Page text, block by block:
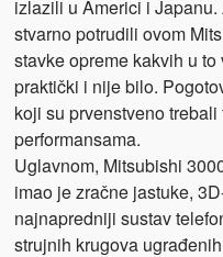
izlazili u Americi i
stvarno potrudili ovom
stavke opreme kakvih u
praktički i nije bilo.
koji su prvenstveno
performansama.
Uglavnom, Mitsubishi
imao je zračne jastuke,
najnapredniji sustav
strujnih krugova